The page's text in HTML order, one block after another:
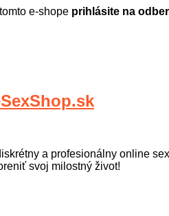
e-shope prihlásite na
a profesionálny online
svoj milostný život!